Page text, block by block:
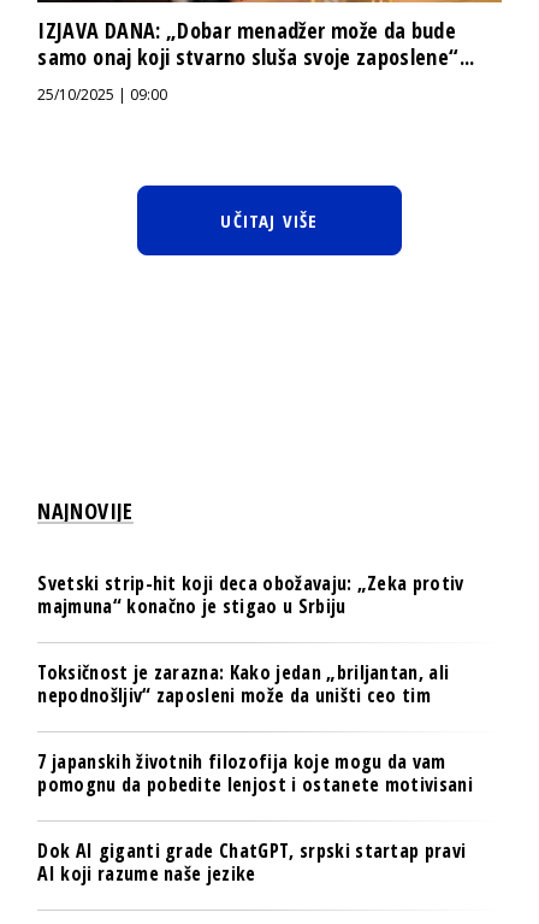
IZJAVA DANA: „Dobar menadžer može da bude
samo onaj koji stvarno sluša svoje zaposlene“...
25/10/2025 | 09:00
UČITAJ VIŠE
NAJNOVIJE
Svetski strip-hit koji deca obožavaju: „Zeka protiv
majmuna“ konačno je stigao u Srbiju
Toksičnost je zarazna: Kako jedan „briljantan, ali
nepodnošljiv“ zaposleni može da uništi ceo tim
7 japanskih životnih filozofija koje mogu da vam
pomognu da pobedite lenjost i ostanete motivisani
Dok AI giganti grade ChatGPT, srpski startap pravi
AI koji razume naše jezike